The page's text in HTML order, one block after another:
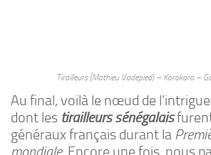
Tirailleurs (Mathieu Vadepied) – Korokoro –
Au final, voilà le nœud de
dont les tirailleurs sénégalais
généraux français durant la
mondiale. Encore une fois, nous